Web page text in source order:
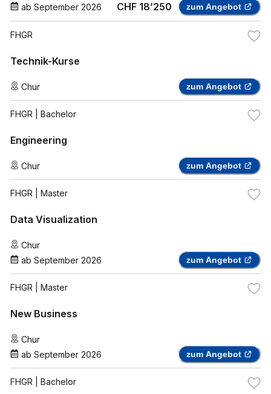
ab September 2026 CHF 18’250 zum Angebot
FHGR
Technik-Kurse
Chur zum Angebot
FHGR | Bachelor
Engineering
Chur zum Angebot
FHGR | Master
Data Visualization
Chur
ab September 2026 zum Angebot
FHGR | Master
New Business
Chur
ab September 2026 zum Angebot
FHGR | Bachelor